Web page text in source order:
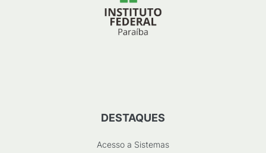
DESTAQUES
Acesso a Sistemas